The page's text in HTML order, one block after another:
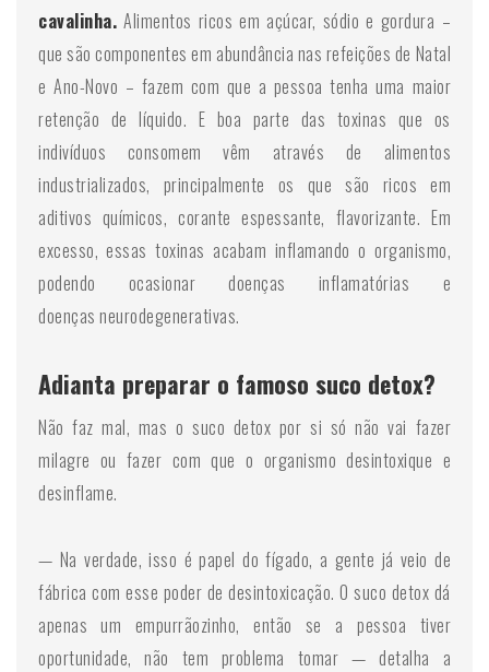
cavalinha. Alimentos ricos em açúcar, sódio e gordura –
que são componentes em abundância nas refeições de Natal
e Ano-Novo – fazem com que a pessoa tenha uma maior
retenção de líquido. E boa parte das toxinas que os
indivíduos consomem vêm através de alimentos
industrializados, principalmente os que são ricos em
aditivos químicos, corante espessante, flavorizante. Em
excesso, essas toxinas acabam inflamando o organismo,
podendo ocasionar doenças inflamatórias e
doenças neurodegenerativas.
Adianta preparar o famoso suco detox?
Não faz mal, mas o suco detox por si só não vai fazer
milagre ou fazer com que o organismo desintoxique e
desinflame.
— Na verdade, isso é papel do fígado, a gente já veio de
fábrica com esse poder de desintoxicação. O suco detox dá
apenas um empurrãozinho, então se a pessoa tiver
oportunidade, não tem problema tomar — detalha a